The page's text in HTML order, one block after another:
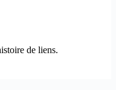
de liens.